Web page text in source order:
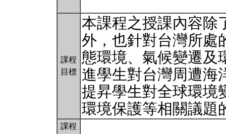
課程
目標
本課程之授課內容除
外，也針對台灣所處
態環境、氣候變遷及
進學生對台灣周遭海
提昇學生對全球環境
環境保護等相關議
課程